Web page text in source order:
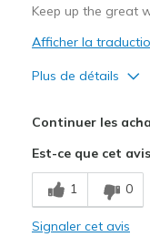
Sizing
View On Shoes
Keep up the great
Afficher la
Plus de détails
Breathe Well
Comfortable
Continuer les
Est-ce que cet
1 0
Signaler cet avis